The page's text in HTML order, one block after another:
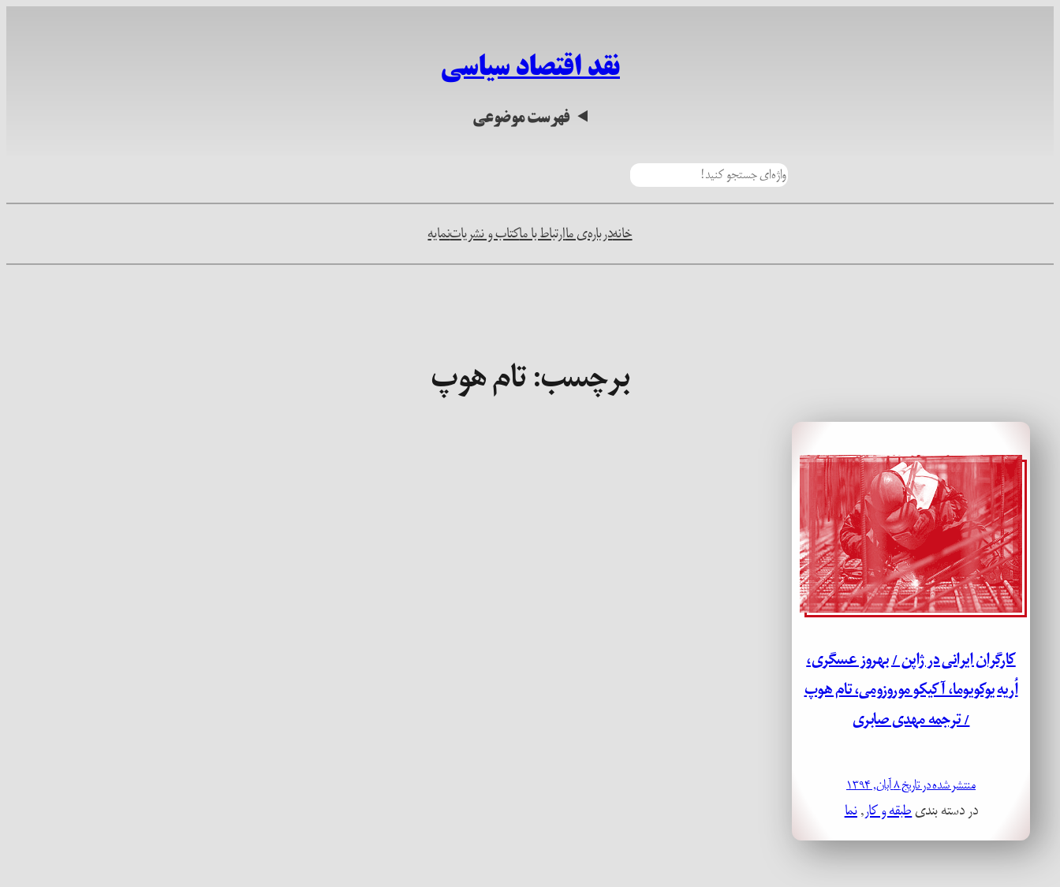
نقد اقتصاد سیاسی
فهرست موضوعی
خانهدرباره‌ی ماارتباط با ماکتاب و نشریاتنمایه
برچسب:تام هوپ
کارگران ایرانی در ژاپن / بهروز عسگری،
اُریه یوکویوما، آکیکو موروزومی، تام هوپ
/ ترجمه مهدی صابری
منتشر شده در تاریخ ۸ آبان, ۱۳۹۴
در دسته بندیطبقه و کار, نما